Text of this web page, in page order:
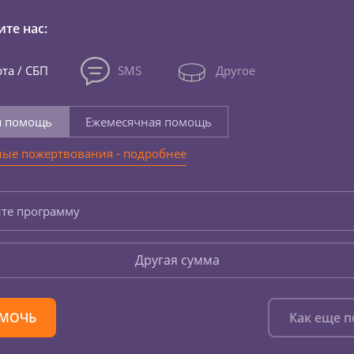
нас:
/ СБП SMS Другое
помощь
Ежемесячная помощь
пожертвования - подробнее
программу
Другая сумма
Как еще